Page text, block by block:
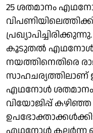
25 ശതമാനം
കൂടുതൽ എഥനോൾ
നയത്തിനെതിരെ
സാഹചര്യത്തിലാണ്
എഥനോൾ ശതമാനം
വിയോജിപ്പ്